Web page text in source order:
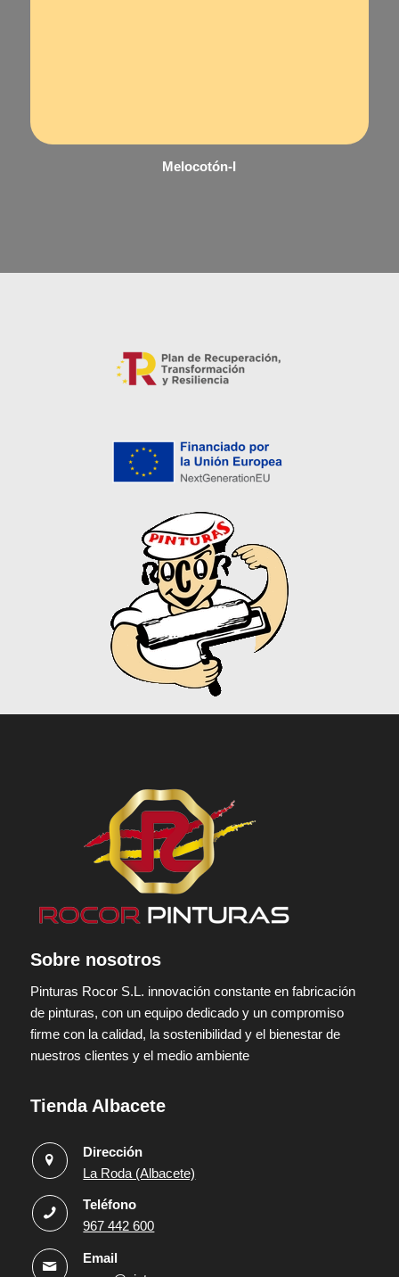
Melocotón-I
Sobre nosotros
Pinturas Rocor S.L. innovación constante en fabricación
de pinturas, con un equipo dedicado y un compromiso
firme con la calidad, la sostenibilidad y el bienestar de
nuestros clientes y el medio ambiente
Tienda Albacete
Dirección
La Roda (Albacete)
Teléfono
967 442 600
Email